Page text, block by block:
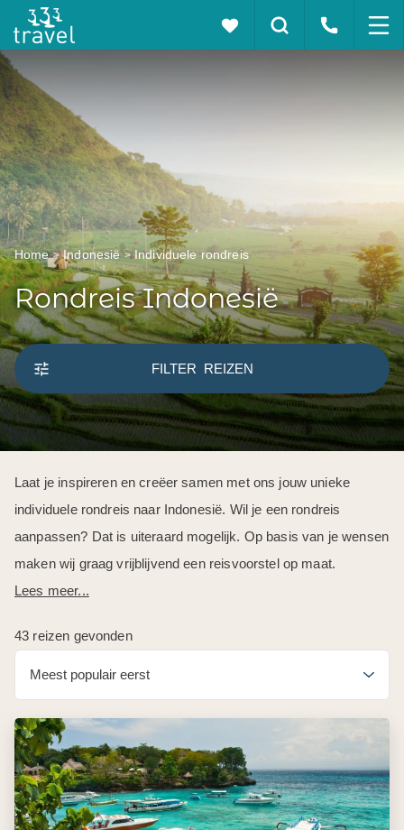
Home Indonesië Individuele rondreis
Rondreis Indonesië
FILTER REIZEN
Laat je inspireren en creëer samen met ons jouw unieke
individuele rondreis naar Indonesië. Wil je een rondreis
aanpassen? Dat is uiteraard mogelijk. Op basis van je wensen
maken wij graag vrijblijvend een reisvoorstel op maat.
Lees meer...
43 reizen gevonden